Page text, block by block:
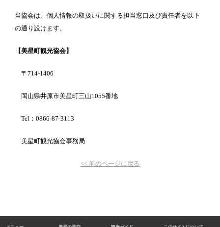
当協会は、個人情報の取扱いに関する担当窓口及び責任者を以下
の通り設けます。
【美星町観光協会】
〒714-1406
岡山県井原市美星町三山1055番地
Tel：0866-87-3113
美星町観光協会事務局
<< 前のページに戻る